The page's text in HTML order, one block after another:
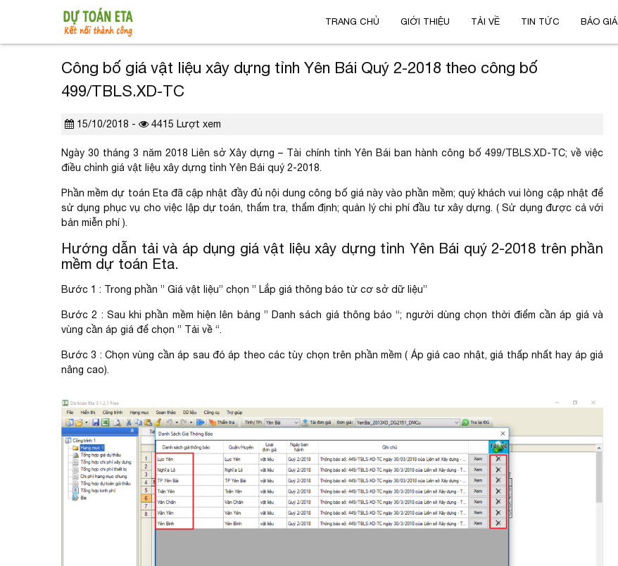
TRANG CHỦ GIỚI THIỆU TẢI VỀ TIN TỨC BÁO GIÁ
Công bố giá vật liệu xây dựng tỉnh Yên Bái Quý 2-2018 theo công bố
499/TBLS.XD-TC
15/10/2018 - 4415 Lượt xem
Ngày 30 tháng 3 năm 2018 Liên sở Xây dựng – Tài chính tỉnh Yên Bái ban hành công bố 499/TBLS.XD-TC; về việc
điều chỉnh giá vật liệu xây dựng tỉnh Yên Bái quý 2-2018.
Phần mềm dự toán Eta đã cập nhật đầy đủ nội dung công bố giá này vào phần mềm; quý khách vui lòng cập nhật để
sử dụng phục vụ cho việc lập dự toán, thẩm tra, thẩm định; quản lý chi phí đầu tư xây dựng. ( Sử dụng được cả với
bản miễn phí ).
Hướng dẫn tải và áp dụng giá vật liệu xây dựng tỉnh Yên Bái quý 2-2018 trên phần
mềm dự toán Eta.
Bước 1 : Trong phần ” Giá vật liệu” chọn ” Lắp giá thông báo từ cơ sở dữ liệu”
Bước 2 : Sau khi phần mềm hiện lên bảng ” Danh sách giá thông báo “; người dùng chọn thời điểm cần áp giá và
vùng cần áp giá để chọn ” Tải về “.
Bước 3 : Chọn vùng cần áp sau đó áp theo các tùy chọn trên phần mềm ( Áp giá cao nhật, giá thấp nhất hay áp giá
nâng cao).